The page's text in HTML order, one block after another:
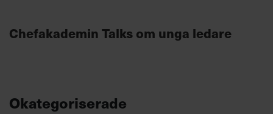
Chefakademin Talks om unga ledare
Okategoriserade